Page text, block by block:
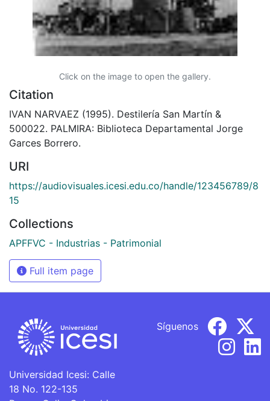
Click on the image to open the gallery.
Citation
IVAN NARVAEZ (1995). Destilería San Martín &
500022. PALMIRA: Biblioteca Departamental Jorge
Garces Borrero.
URI
https://audiovisuales.icesi.edu.co/handle/123456789/8
15
Collections
APFFVC - Industrias - Patrimonial
Full item page
Universidad Icesi: Calle
18 No. 122-135
Síguenos